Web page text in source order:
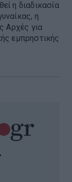
η διαδικασία
η
Αρχές για
εμπρηστικής